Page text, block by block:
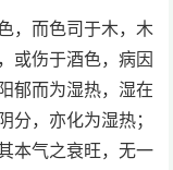
，而色司于木，木
或伤于酒色，病因
郁而为湿热，湿在
，亦化为湿热；
本气之衰旺，无一